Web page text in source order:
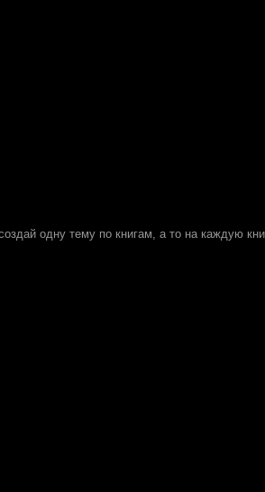
одну тему по книгам, а то на каждую